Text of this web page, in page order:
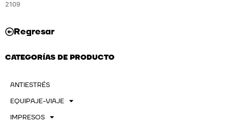
2109
Regresar
CATEGORÍAS DE PRODUCTO
ANTIESTRÉS
EQUIPAJE-VIAJE
IMPRESOS